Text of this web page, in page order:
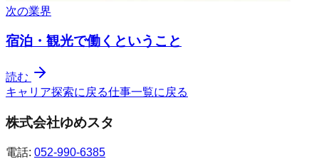
次の業界
宿泊・観光で働くということ
読む
キャリア探索に戻る仕事一覧に戻る
株式会社ゆめスタ
電話: 052-990-6385